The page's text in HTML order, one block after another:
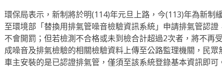
環保局表示，新制將於明(114)年元旦上路，今(113)年為新制
至環境部「替換用排氣管噪音檢驗資訊系統」申請排氣管認
不會開罰；但若檢測不合格或未到檢合計超過2次者，將不再
成噪音及排氣檢驗的相關檢驗資料上傳至公路監理機關，民
車主安裝的是已認證排氣管，僅須至該系統登錄基本資訊即可